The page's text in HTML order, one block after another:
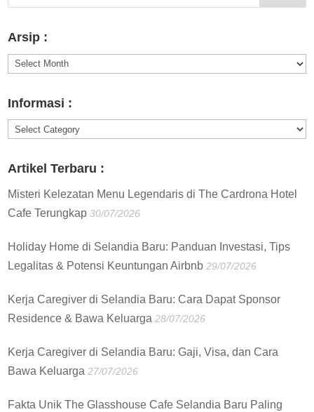
Arsip :
Arsip
Informasi :
Informasi
Artikel Terbaru :
Misteri Kelezatan Menu Legendaris di The Cardrona Hotel
Cafe Terungkap 30/07/2026
Holiday Home di Selandia Baru: Panduan Investasi, Tips
Legalitas & Potensi Keuntungan Airbnb 29/07/2026
Kerja Caregiver di Selandia Baru: Cara Dapat Sponsor
Residence & Bawa Keluarga 28/07/2026
Kerja Caregiver di Selandia Baru: Gaji, Visa, dan Cara
Bawa Keluarga 27/07/2026
Fakta Unik The Glasshouse Cafe Selandia Baru Paling